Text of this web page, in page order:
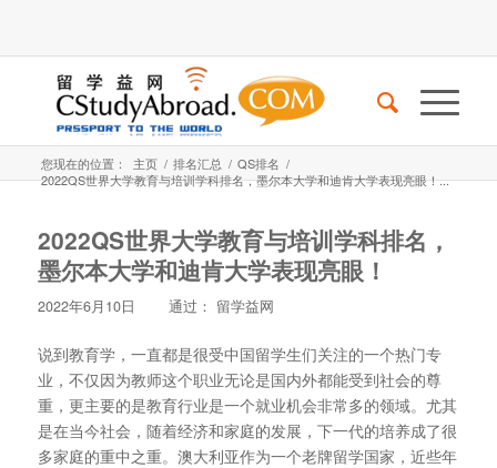
您现在的位置： 主页 / 排名汇总 / QS排名 /
2022QS世界大学教育与培训学科排名，墨尔本大学和迪肯大学表现亮眼！...
2022QS世界大学教育与培训学科排名，
墨尔本大学和迪肯大学表现亮眼！
2022年6月10日 通过： 留学益网
说到教育学，一直都是很受中国留学生们关注的一个热门专
业，不仅因为教师这个职业无论是国内外都能受到社会的尊
重，更主要的是教育行业是一个就业机会非常多的领域。尤其
是在当今社会，随着经济和家庭的发展，下一代的培养成了很
多家庭的重中之重。澳大利亚作为一个老牌留学国家，近些年